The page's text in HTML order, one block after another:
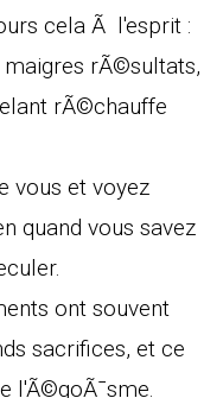
cela Ã l'esprit :
rÃ©sultats,
rÃ©chauffe
vous et voyez
quand vous savez
ont souvent
sacrifices, et ce
l'Ã©goÃ¯sme.